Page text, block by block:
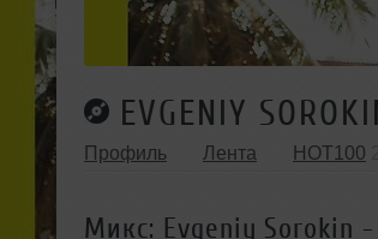
EVGENIY
Профиль Лента HOT100
Микс: Evgeniy Sorokin